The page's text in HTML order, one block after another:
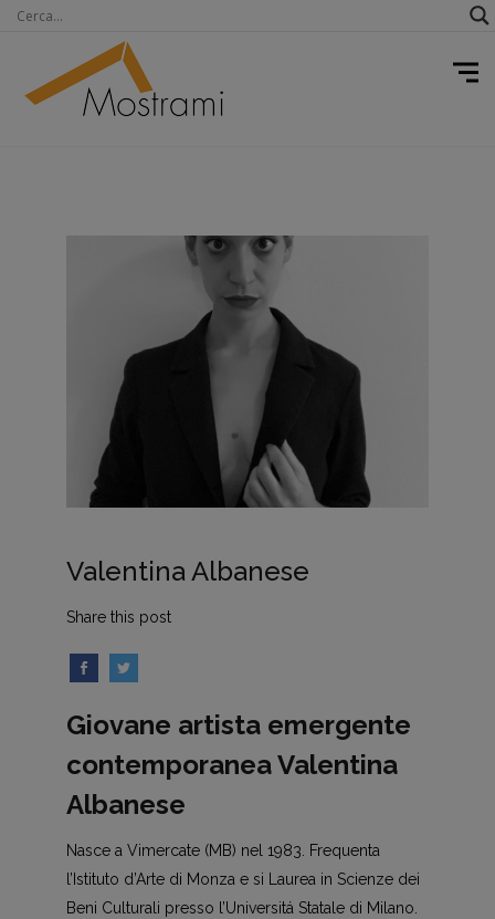
Valentina Albanese
Share this post
Giovane artista emergente
contemporanea Valentina
Albanese
Nasce a Vimercate (MB) nel 1983. Frequenta
l’Istituto d’Arte di Monza e si Laurea in Scienze dei
Beni Culturali presso l’Universitá Statale di Milano.